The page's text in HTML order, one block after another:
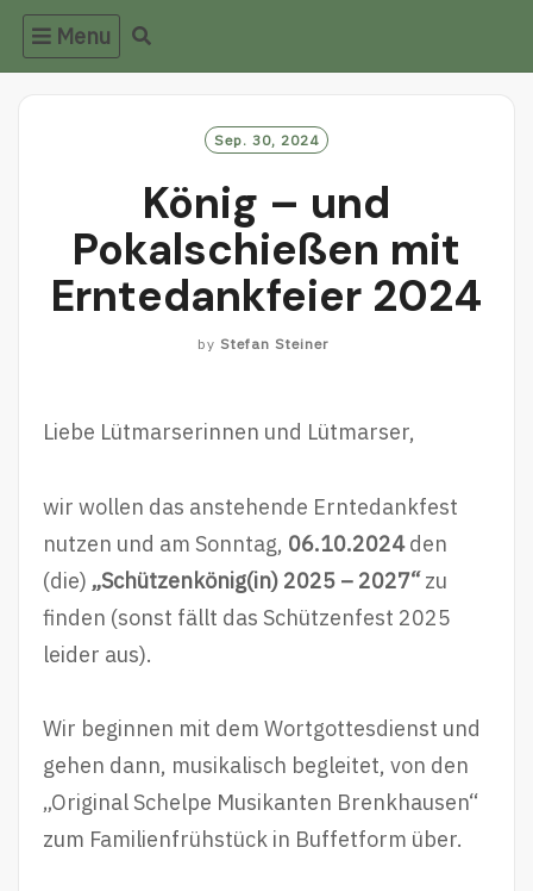
Skip
Menu
Sep. 30, 2024
König – und
Pokalschießen mit
Erntedankfeier 2024
by Stefan Steiner
Liebe Lütmarserinnen und Lütmarser,
wir wollen das anstehende Erntedankfest
nutzen und am Sonntag, 06.10.2024den
(die) „Schützenkönig(in) 2025 – 2027“zu
finden (sonst fällt das Schützenfest 2025
leider aus).
Wir beginnen mit dem Wortgottesdienst und
gehen dann, musikalisch begleitet, von den
„Original Schelpe Musikanten Brenkhausen“
zum Familienfrühstück in Buffetform über.